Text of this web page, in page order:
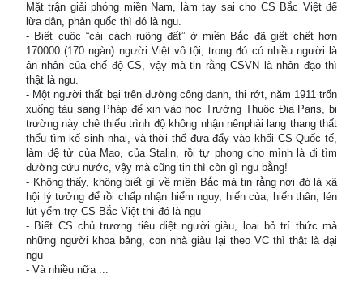
Mặt trận giải phóng miền Nam, làm tay sai cho CS Bắc Việt để
lừa dân, phản quốc thì đó là ngu.
- Biết cuộc “cải cách ruộng đất” ở miền Bắc đã giết chết hơn
170000 (170 ngàn) người Việt vô tội, trong đó có nhiều người là
ân nhân của chế độ CS, vậy mà tin rằng CSVN là nhân đạo thì
thật là ngu.
- Một người thất bại trên đường công danh, thi rớt, năm 1911 trốn
xuống tàu sang Pháp để xin vào học Trường Thuộc Địa Paris, bị
trường này chê thiếu trình độ không nhận nênphải lang thang thất
thểu tìm kế sinh nhai, và thời thế đưa đẩy vào khối CS Quốc tế,
làm đệ tử của Mao, của Stalin, rồi tự phong cho mình là đi tìm
đường cứu nước, vậy mà cũng tin thì còn gì ngu bằng!
- Không thấy, không biết gì về miền Bắc mà tin rằng nơi đó là xã
hội lý tưởng để rồi chấp nhận hiểm nguy, hiến của, hiến thân, lén
lút yểm trợ CS Bắc Việt thì đó là ngu
- Biết CS chủ trương tiêu diệt người giàu, loại bỏ trí thức mà
những người khoa bảng, con nhà giàu lại theo VC thì thật là đại
ngu
- Và nhiều nữa ...